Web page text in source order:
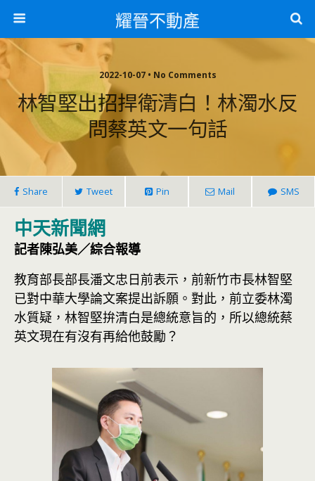
耀晉不動產
2022-10-07 • No Comments
林智堅出招捍衛清白！林濁水反
問蔡英文一句話
Share Tweet Pin Mail SMS
中天新聞網
記者陳弘美／綜合報導
教育部長部長潘文忠日前表示，前新竹市長林智堅
已對中華大學論文案提出訴願。對此，前立委林濁
水質疑，林智堅拚清白是總統意旨的，所以總統蔡
英文現在有沒有再給他鼓勵？